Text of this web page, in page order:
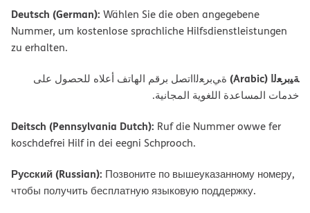
Deutsch (German): Wählen Sie die oben angegebene
Nummer, um kostenlose sprachliche Hilfsdienstleistungen
zu erhalten.
ﺔﯿﺑﺮﻌﻟا (Arabic)
ةﻲﺑﺮﻌﻟااﺗﺼﻞ ﺑﺮﻗﻢ اﻟﮭﺎﺗﻒ أﻋﻼه ﻟﻠﺤﺼﻮل ﻋﻠﻰ
ﺧﺪﻣﺎت اﻟﻤﺴﺎﻋﺪة اﻟﻠﻐﻮﯾﺔ اﻟﻤﺠﺎﻧﯿﺔ.
Deitsch (Pennsylvania Dutch): Ruf die Nummer owwe fer
koschdefrei Hilf in dei eegni Schprooch.
Русский (Russian): Позвоните по вышеуказанному номеру,
чтобы получить бесплатную языковую поддержку.